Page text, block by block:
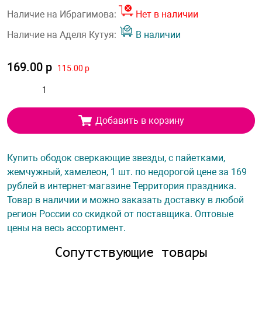
Наличие на Ибрагимова:
Нет в наличии
Наличие на Аделя Кутуя:
В наличии
169.00 р 115.00 р
Добавить в корзину
Купить ободок сверкающие звезды, с пайетками,
жемчужный, хамелеон, 1 шт. по недорогой цене за 169
рублей в интернет-магазине Территория праздника.
Товар в наличии и можно заказать доставку в любой
регион России со скидкой от поставщика. Оптовые
цены на весь ассортимент.
Сопутствующие товары